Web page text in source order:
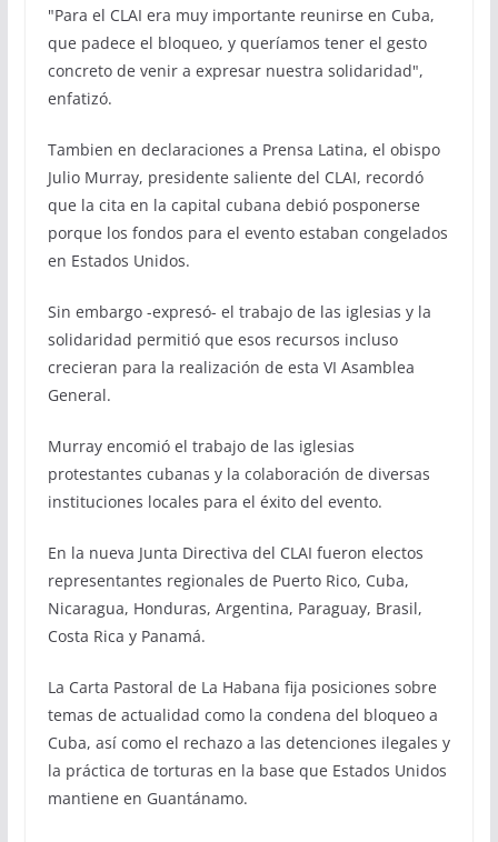
"Para el CLAI era muy importante reunirse en Cuba,
que padece el bloqueo, y queríamos tener el gesto
concreto de venir a expresar nuestra solidaridad",
enfatizó.
Tambien en declaraciones a Prensa Latina, el obispo
Julio Murray, presidente saliente del CLAI, recordó
que la cita en la capital cubana debió posponerse
porque los fondos para el evento estaban congelados
en Estados Unidos.
Sin embargo -expresó- el trabajo de las iglesias y la
solidaridad permitió que esos recursos incluso
crecieran para la realización de esta VI Asamblea
General.
Murray encomió el trabajo de las iglesias
protestantes cubanas y la colaboración de diversas
instituciones locales para el éxito del evento.
En la nueva Junta Directiva del CLAI fueron electos
representantes regionales de Puerto Rico, Cuba,
Nicaragua, Honduras, Argentina, Paraguay, Brasil,
Costa Rica y Panamá.
La Carta Pastoral de La Habana fija posiciones sobre
temas de actualidad como la condena del bloqueo a
Cuba, así como el rechazo a las detenciones ilegales y
la práctica de torturas en la base que Estados Unidos
mantiene en Guantánamo.